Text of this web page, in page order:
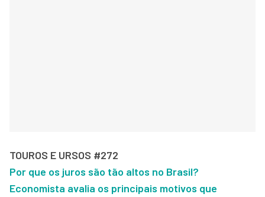
TOUROS E URSOS #272
Por que os juros são tão altos no Brasil?
Economista avalia os principais motivos que